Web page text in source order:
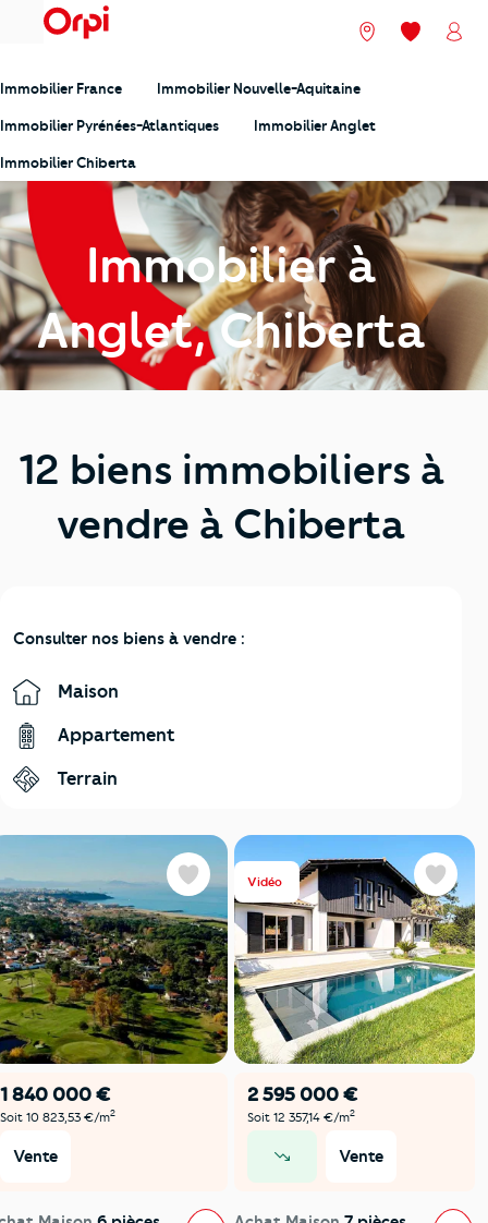
menu Nos agences
Mes
Immobilier France Immobilier Nouvelle-Aquitaine
Immobilier Pyrénées-Atlantiques Immobilier Anglet
Immobilier Chiberta
Immobilier à
Anglet, Chiberta
12 biens immobiliers à
vendre à Chiberta
Consulter nos biens à vendre :
Maison
Appartement
Terrain
1 840 000 €
Soit 10 823,53 €/m2
Vente
Favoris Vidéo
2 595 000 €
Soit 12 357,14 €/m2
Vente
Favoris